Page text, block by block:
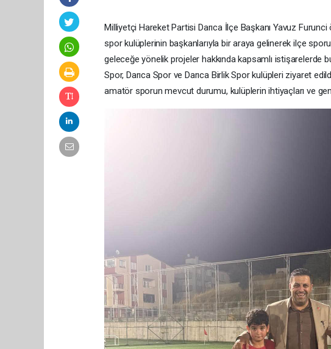
Milliyetçi Hareket Partisi Darıca İlçe Başkanı Yavuz
spor kulüplerinin başkanlarıyla bir araya gelinerek ilçe
geleceğe yönelik projeler hakkında kapsamlı istişarelerde
Spor, Darıca Spor ve Darıca Birlik Spor kulüpleri ziyaret
amatör sporun mevcut durumu, kulüplerin ihtiyaçları ve